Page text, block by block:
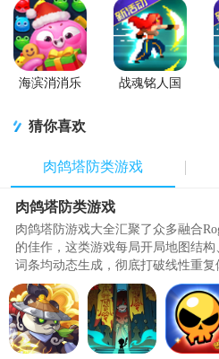
海滨消消乐
战魂铭人国
猜你喜欢
肉鸽塔防类游戏
肉鸽塔防类游戏
肉鸽塔防游戏大全汇聚了众多融合
的佳作，这类游戏每局开局地图结
词条均动态生成，彻底打破线性重
过指尖拖拽塔位、即时调整阵型，
资源分配与风险权衡能力。游戏兼
线投入即可完成完整策略博弈，同
并、英雄觉醒等机制，提供数百种